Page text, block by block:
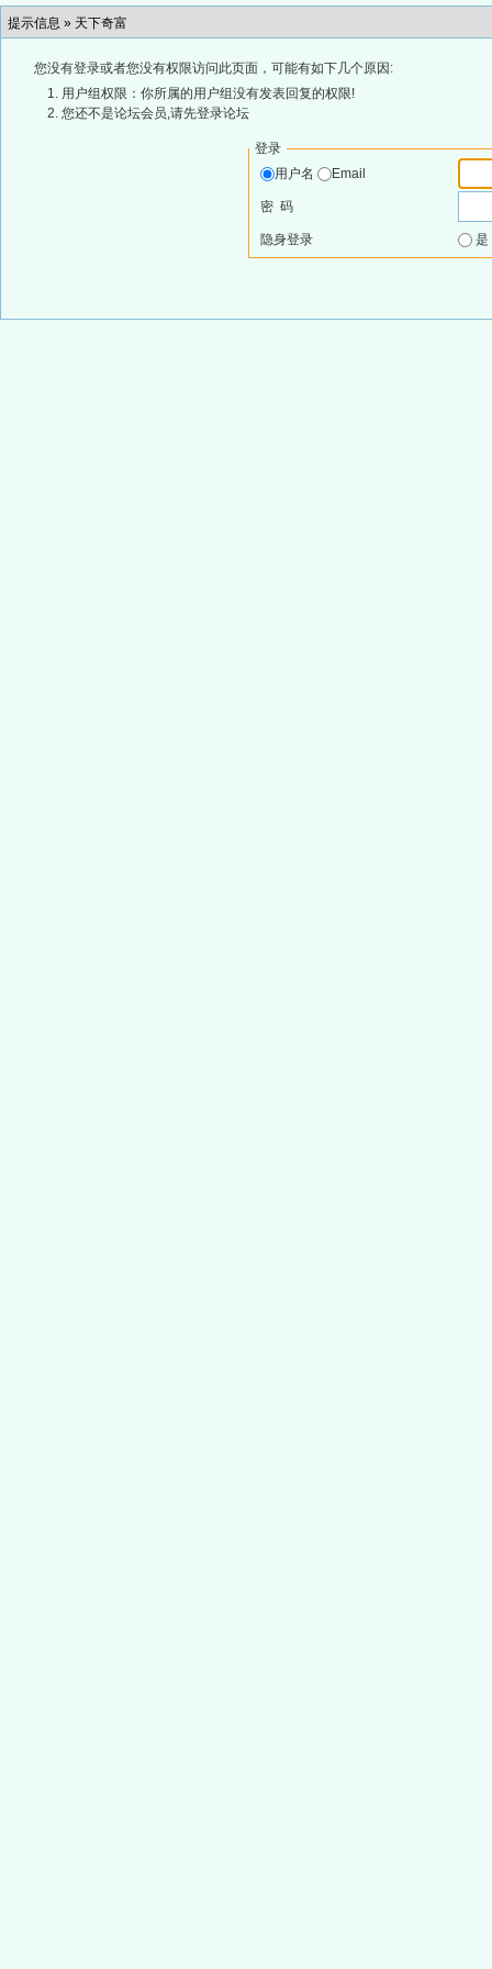
提示信息 » 天下奇富
您没有登录或者您没有权限访问此页面，可能有如下几个原因:
用户组权限：你所属的用户组没有发表回复的权限!
您还不是论坛会员,请先登录论坛
登录
用户名
Email
密 码
隐身登录